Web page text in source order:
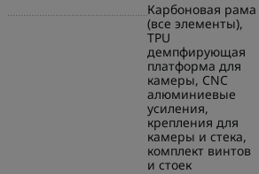
Карбоновая рама
(все элементы),
TPU
демпфирующая
платформа для
камеры, CNC
алюминиевые
усиления,
крепления для
камеры и стека,
комплект винтов
и стоек